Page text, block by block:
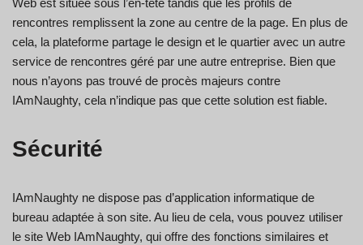
Web est située sous l’en-tête tandis que les profils de
rencontres remplissent la zone au centre de la page. En plus de
cela, la plateforme partage le design et le quartier avec un autre
service de rencontres géré par une autre entreprise. Bien que
nous n’ayons pas trouvé de procès majeurs contre
IAmNaughty, cela n’indique pas que cette solution est fiable.
Sécurité
IAmNaughty ne dispose pas d’application informatique de
bureau adaptée à son site. Au lieu de cela, vous pouvez utiliser
le site Web IAmNaughty, qui offre des fonctions similaires et